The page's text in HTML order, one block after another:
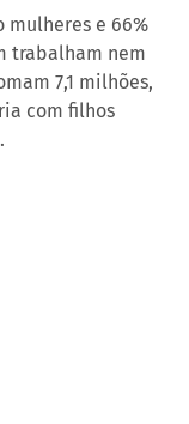
mulheres e 66%
trabalham nem
7,1 milhões,
com filhos